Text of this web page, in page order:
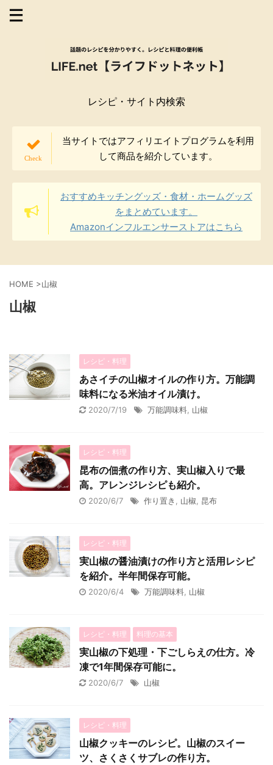
レシピ・サイト内検索
当サイトではアフィリエイトプログラムを利用
して商品を紹介しています。
おすすめキッチングッズ・食材・ホームグッズ
をまとめています。
Amazonインフルエンサーストアはこちら
HOME >山椒
山椒
レシピ・料理
あさイチの山椒オイルの作り方。万能調
味料になる米油オイル漬け。
2020/7/19 万能調味料 山椒
レシピ・料理
昆布の佃煮の作り方、実山椒入りで最
高。アレンジレシピも紹介。
2020/6/7 作り置き 山椒 昆布
レシピ・料理
実山椒の醤油漬けの作り方と活用レシピ
を紹介。半年間保存可能。
2020/6/4 万能調味料 山椒
レシピ・料理 料理の基本
実山椒の下処理・下ごしらえの仕方。冷
凍で1年間保存可能に。
2020/6/7 山椒
レシピ・料理
山椒クッキーのレシピ。山椒のスイー
ツ、さくさくサブレの作り方。